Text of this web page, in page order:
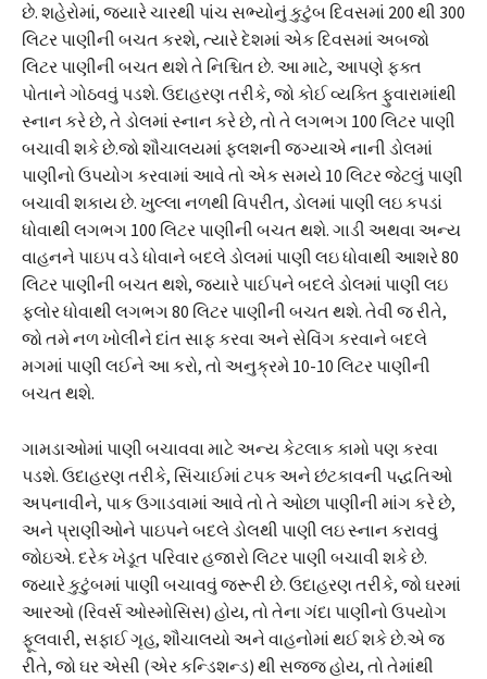
છે. શહેરોમાં, જ્યારે ચારથી પાંચ સભ્યોનું કુટુંબ દિવસમાં 200 થી 300
લિટર પાણીની બચત કરશે, ત્યારે દેશમાં એક દિવસમાં અબજો
લિટર પાણીની બચત થશે તે નિશ્ચિત છે. આ માટે, આપણે ફક્ત
પોતાને ગોઠવવું પડશે. ઉદાહરણ તરીકે, જો કોઈ વ્યક્તિ ફુવારામાંથી
સ્નાન કરે છે, તે ડોલમાં સ્નાન કરે છે, તો તે લગભગ 100 લિટર પાણી
બચાવી શકે છે.જો શૌચાલયમાં ફ્લશની જગ્યાએ નાની ડોલમાં
પાણીનો ઉપયોગ કરવામાં આવે તો એક સમયે 10 લિટર જેટલું પાણી
બચાવી શકાય છે. ખુલ્લા નળથી વિપરીત, ડોલમાં પાણી લઇ કપડાં
ધોવાથી લગભગ 100 લિટર પાણીની બચત થશે. ગાડી અથવા અન્ય
વાહનને પાઇપ વડે ધોવાને બદલે ડોલમાં પાણી લઇ ધોવાથી આશરે 80
લિટર પાણીની બચત થશે, જ્યારે પાઈપને બદલે ડોલમાં પાણી લઇ
ફ્લોર ધોવાથી લગભગ 80 લિટર પાણીની બચત થશે. તેવી જ રીતે,
જો તમે નળ ખોલીને દાંત સાફ કરવા અને સેવિંગ કરવાને બદલે
મગમાં પાણી લઈને આ કરો, તો અનુક્રમે 10-10 લિટર પાણીની
બચત થશે.
ગામડાઓમાં પાણી બચાવવા માટે અન્ય કેટલાક કામો પણ કરવા
પડશે. ઉદાહરણ તરીકે, સિંચાઈમાં ટપક અને છંટકાવની પદ્ધતિઓ
અપનાવીને, પાક ઉગાડવામાં આવે તો તે ઓછા પાણીની માંગ કરે છે,
અને પ્રાણીઓને પાઇપને બદલે ડોલથી પાણી લઇ સ્નાન કરાવવું
જોઇએ. દરેક ખેડૂત પરિવાર હજારો લિટર પાણી બચાવી શકે છે.
જ્યારે કુટુંબમાં પાણી બચાવવું જરૂરી છે. ઉદાહરણ તરીકે, જો ઘરમાં
આરઓ (રિવર્સ ઓસ્મોસિસ) હોય, તો તેના ગંદા પાણીનો ઉપયોગ
ફૂલવારી, સફાઈ ગૃહ, શૌચાલયો અને વાહનોમાં થઈ શકે છે.એ જ
રીતે, જો ઘર એસી (એર કન્ડિશન્ડ) થી સજ્જ હોય, તો તેમાંથી